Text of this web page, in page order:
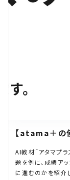
【atama＋の
AI教材「アタマプ
題を例に、成績ア
に進むのかを紹介